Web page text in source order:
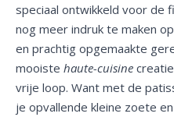
speciaal ontwikkeld voor de
nog meer indruk te maken
en prachtig opgemaakte
mooiste haute-cuisine
vrije loop. Want met de
je opvallende kleine zoete